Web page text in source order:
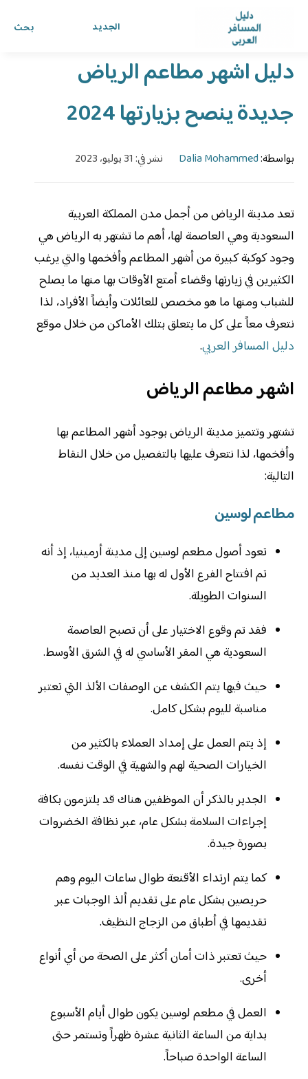
بحث الجديد
دليل المسافر العربي ›الدليل›
دليل اشهر مطاعم الرياض
جديدة ينصح بزيارتها 2024
بواسطة:Dalia Mohammed نشر في: 31 يوليو، 2023
تعد مدينة الرياض من أجمل مدن المملكة العربية
السعودية وهي العاصمة لها، أهم ما تشتهر به الرياض هي
وجود كوكبة كبيرة من أشهر المطاعم وأفخمها والتي يرغب
الكثيرين في زيارتها وقضاء أمتع الأوقات بها منها ما يصلح
للشباب ومنها ما هو مخصص للعائلات وأيضاً الأفراد، لذا
نتعرف معاً على كل ما يتعلق بتلك الأماكن من خلال موقع
دليل المسافر العربي.
اشهر مطاعم الرياض
تشتهر وتتميز مدينة الرياض بوجود أشهر المطاعم بها
وأفخمها، لذا نتعرف عليها بالتفصيل من خلال النقاط
التالية:
مطاعم لوسين
تعود أصول مطعم لوسين إلى مدينة أرمينيا، إذ أنه
تم افتتاح الفرع الأول له بها منذ العديد من
السنوات الطويلة.
فقد تم وقوع الاختيار على أن تصبح العاصمة
السعودية هي المقر الأساسي له في الشرق الأوسط.
حيث فيها يتم الكشف عن الوصفات الألذ التي تعتبر
مناسبة لليوم بشكل كامل.
إذ يتم العمل على إمداد العملاء بالكثير من
الخيارات الصحية لهم والشهية في الوقت نفسه.
الجدير بالذكر أن الموظفين هناك قد يلتزمون بكافة
إجراءات السلامة بشكل عام، عبر نظافة الخضروات
بصورة جيدة.
كما يتم ارتداء الأقنعة طوال ساعات اليوم وهم
حريصين بشكل عام على تقديم ألذ الوجبات عبر
تقديمها في أطباق من الزجاج النظيف.
حيث تعتبر ذات أمان أكثر على الصحة من أي أنواع
أخرى.
العمل في مطعم لوسين يكون طوال أيام الأسبوع
بداية من الساعة الثانية عشرة ظهراً وتستمر حتى
الساعة الواحدة صباحاً.